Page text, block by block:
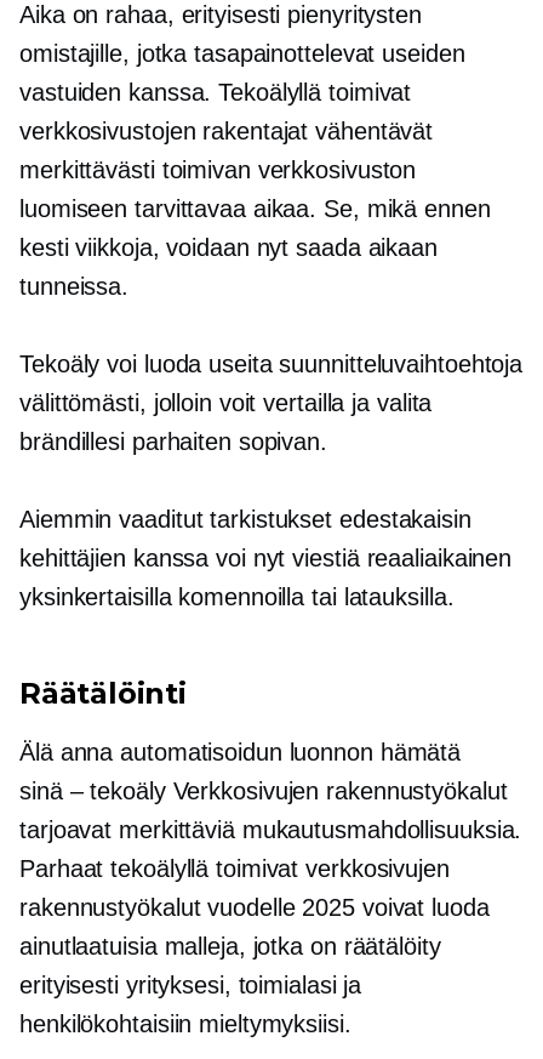
Aika on rahaa, erityisesti pienyritysten
omistajille, jotka tasapainottelevat useiden
vastuiden kanssa. Tekoälyllä toimivat
verkkosivustojen rakentajat vähentävät
merkittävästi toimivan verkkosivuston
luomiseen tarvittavaa aikaa. Se, mikä ennen
kesti viikkoja, voidaan nyt saada aikaan
tunneissa.
Tekoäly voi luoda useita suunnitteluvaihtoehtoja
välittömästi, jolloin voit vertailla ja valita
brändillesi parhaiten sopivan.
Aiemmin vaaditut tarkistukset edestakaisin
kehittäjien kanssa voi nyt viestiä reaaliaikainen
yksinkertaisilla komennoilla tai latauksilla.
Räätälöinti
Älä anna automatisoidun luonnon hämätä
sinä – tekoälyVerkkosivujen rakennustyökalut
tarjoavat merkittäviä mukautusmahdollisuuksia.
Parhaat tekoälyllä toimivat verkkosivujen
rakennustyökalut vuodelle 2025 voivat luoda
ainutlaatuisia malleja, jotka on räätälöity
erityisesti yrityksesi, toimialasi ja
henkilökohtaisiin mieltymyksiisi.